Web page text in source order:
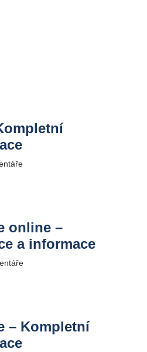
online –
a informace
– Kompletní